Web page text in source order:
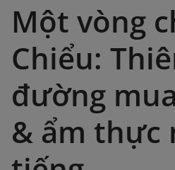
Một vòng
Chiểu:
đường
& ẩm thực